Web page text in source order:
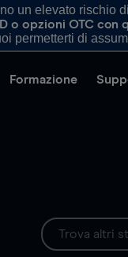
un elevato
o opzioni OTC con
permetterti di
Formazione